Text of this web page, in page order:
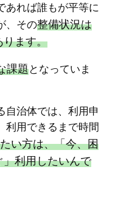
あれば誰もが平等に
、その整備状況は
ります。
課題となっていま
自治体では、利用申
利用できるまで時間
い方は、「今、困
利用したいんで